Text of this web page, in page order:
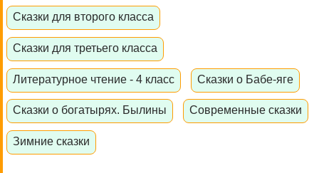
Сказки для второго класса
Сказки для третьего класса
Литературное чтение - 4 класс Сказки о Бабе-яге
Сказки о богатырях. Былины Современные сказки
Зимние сказки